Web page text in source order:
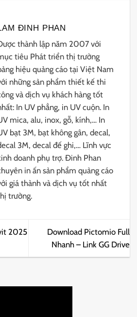
ĐINH PHAN
thành lập năm 2007 với
tiêu Phát triển thị trường
hiệu quảng cáo tại Việt Nam
những sản phẩm thiết kế thi
và dịch vụ khách hàng tốt
In UV phẳng, in UV cuộn. In
mica, alu, inox, gỗ, kính,… In
bạt 3M, bạt không gân, decal,
3M, decal đế ghi,… Lĩnh vực
doanh phụ trợ. Đinh Phan
in ấn sản phẩm quảng cáo
giá thành và dịch vụ tốt nhất
trường.
2025
Download Pictomio Full
Nhanh – Link GG Drive